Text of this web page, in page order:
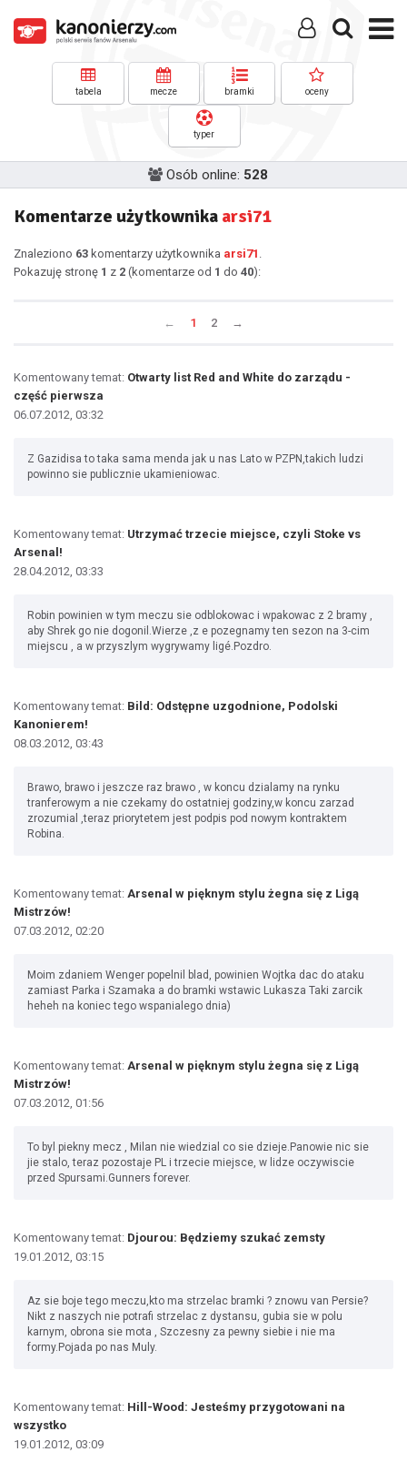
tabela mecze bramki oceny
typer
Osób online: 528
Komentarze użytkownika arsi71
Znaleziono 63 komentarzy użytkownika arsi71 .
Pokazuję stronę 1 z 2 (komentarze od 1 do 40):
← 1 2 →
Komentowany temat: Otwarty list Red and White do zarządu -
część pierwsza
06.07.2012, 03:32
Z Gazidisa to taka sama menda jak u nas Lato w PZPN,takich ludzi
powinno sie publicznie ukamieniowac.
Komentowany temat: Utrzymać trzecie miejsce, czyli Stoke vs
Arsenal!
28.04.2012, 03:33
Robin powinien w tym meczu sie odblokowac i wpakowac z 2 bramy ,
aby Shrek go nie dogonil.Wierze ,z e pozegnamy ten sezon na 3-cim
miejscu , a w przyszlym wygrywamy ligé.Pozdro.
Komentowany temat: Bild: Odstępne uzgodnione, Podolski
Kanonierem!
08.03.2012, 03:43
Brawo, brawo i jeszcze raz brawo , w koncu dzialamy na rynku
tranferowym a nie czekamy do ostatniej godziny,w koncu zarzad
zrozumial ,teraz priorytetem jest podpis pod nowym kontraktem
Robina.
Komentowany temat: Arsenal w pięknym stylu żegna się z Ligą
Mistrzów!
07.03.2012, 02:20
Moim zdaniem Wenger popelnil blad, powinien Wojtka dac do ataku
zamiast Parka i Szamaka a do bramki wstawic Lukasza Taki zarcik
heheh na koniec tego wspanialego dnia)
Komentowany temat: Arsenal w pięknym stylu żegna się z Ligą
Mistrzów!
07.03.2012, 01:56
To byl piekny mecz , Milan nie wiedzial co sie dzieje.Panowie nic sie
jie stalo, teraz pozostaje PL i trzecie miejsce, w lidze oczywiscie
przed Spursami.Gunners forever.
Komentowany temat: Djourou: Będziemy szukać zemsty
19.01.2012, 03:15
Az sie boje tego meczu,kto ma strzelac bramki ? znowu van Persie?
Nikt z naszych nie potrafi strzelac z dystansu, gubia sie w polu
karnym, obrona sie mota , Szczesny za pewny siebie i nie ma
formy.Pojada po nas Muly.
Komentowany temat: Hill-Wood: Jesteśmy przygotowani na
wszystko
19.01.2012, 03:09